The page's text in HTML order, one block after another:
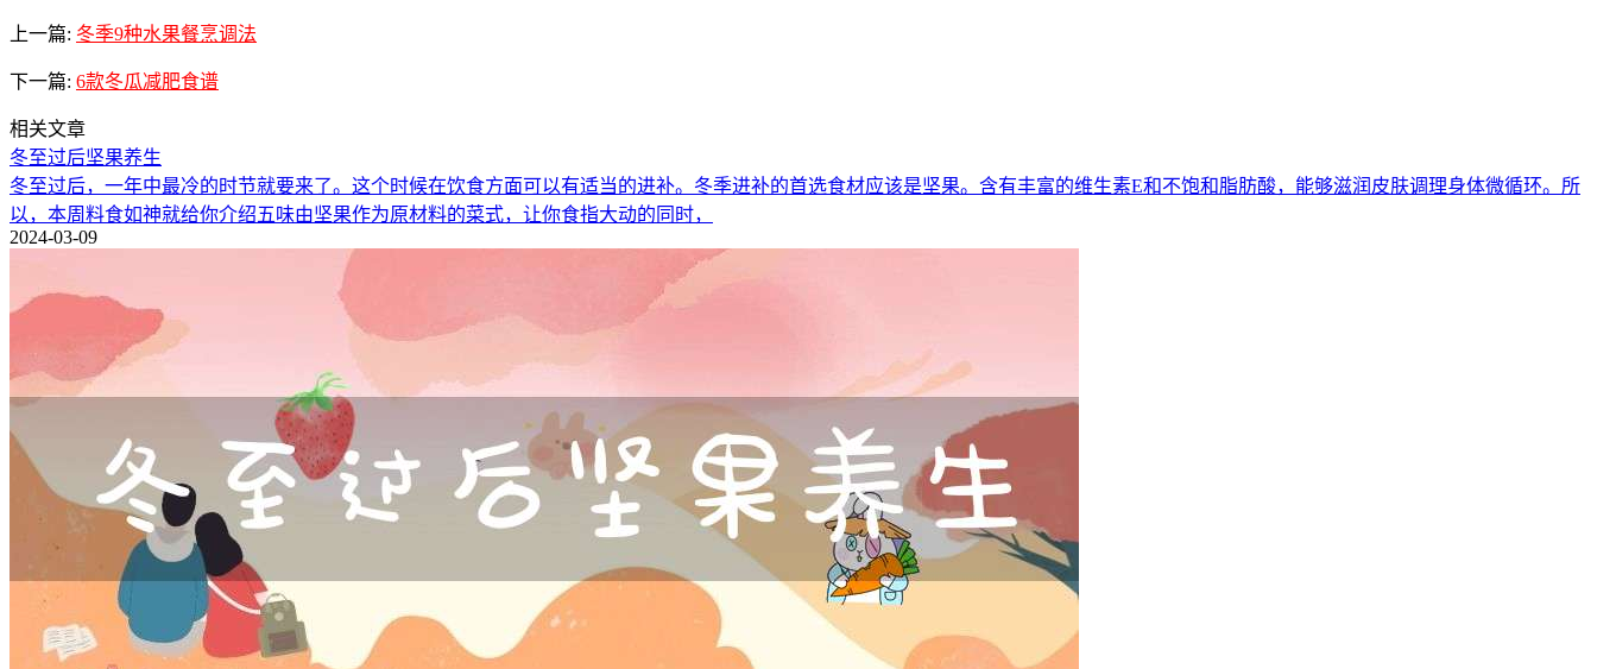
上一篇: 冬季9种水果餐烹调法
下一篇: 6款冬瓜减肥食谱
相关文章
冬至过后坚果养生
冬至过后，一年中最冷的时节就要来了。这个时候在饮食方面可以有适当的进补。冬季进补的首选食材应该是坚果。含有丰富的维生素E和不饱和脂肪酸，能够滋润皮肤调理身体微循环。所
以，本周料食如神就给你介绍五味由坚果作为原材料的菜式，让你食指大动的同时，
2024-03-09